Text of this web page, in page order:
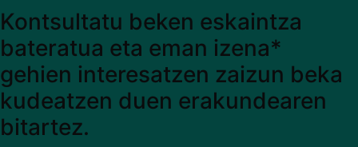
Kontsultatu beken eskaintza
bateratua eta eman izena*
gehien interesatzen zaizun beka
kudeatzen duen erakundearen
bitartez.